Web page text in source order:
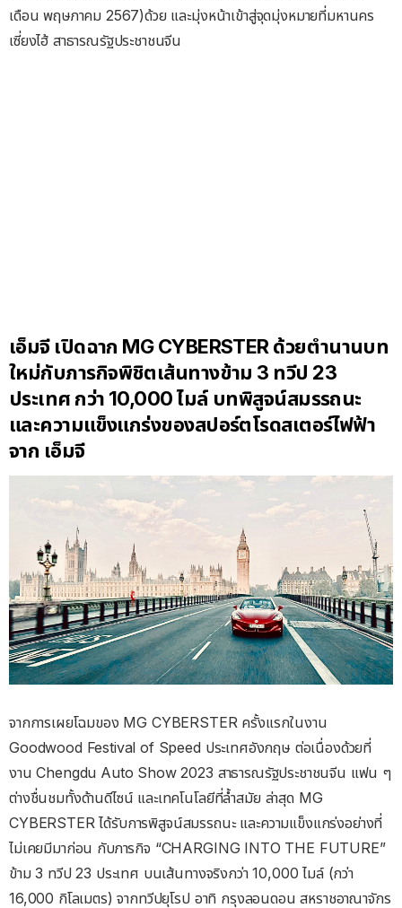
เดือน พฤษภาคม 2567)ด้วย และมุ่งหน้าเข้าสู่จุดมุ่งหมายที่มหานคร
เซี่ยงไฮ้ สาธารณรัฐประชาชนจีน
เอ็มจี เปิดฉาก MG CYBERSTER ด้วยตำนานบท
ใหม่กับภารกิจพิชิตเส้นทางข้าม 3 ทวีป 23
ประเทศ กว่า 10,000 ไมล์ บทพิสูจน์สมรรถนะ
และความแข็งแกร่งของสปอร์ตโรดสเตอร์ไฟฟ้า
จาก เอ็มจี
จากการเผยโฉมของ MG CYBERSTER ครั้งแรกในงาน
Goodwood Festival of Speed ประเทศอังกฤษ ต่อเนื่องด้วยที่
งาน Chengdu Auto Show 2023 สาธารณรัฐประชาชนจีน แฟน ๆ
ต่างชื่นชมทั้งด้านดีไซน์ และเทคโนโลยีที่ล้ำสมัย ล่าสุด MG
CYBERSTER ได้รับการพิสูจน์สมรรถนะ และความแข็งแกร่งอย่างที่
ไม่เคยมีมาก่อน กับภารกิจ “CHARGING INTO THE FUTURE”
ข้าม 3 ทวีป 23 ประเทศ บนเส้นทางจริงกว่า 10,000 ไมล์ (กว่า
16,000 กิโลเมตร) จากทวีปยุโรป อาทิ กรุงลอนดอน สหราชอาณาจักร